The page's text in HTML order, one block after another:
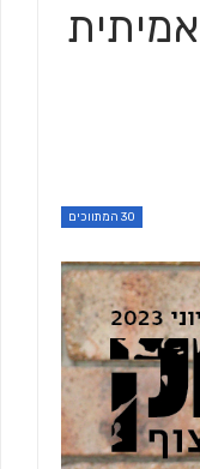
30 המתווכים